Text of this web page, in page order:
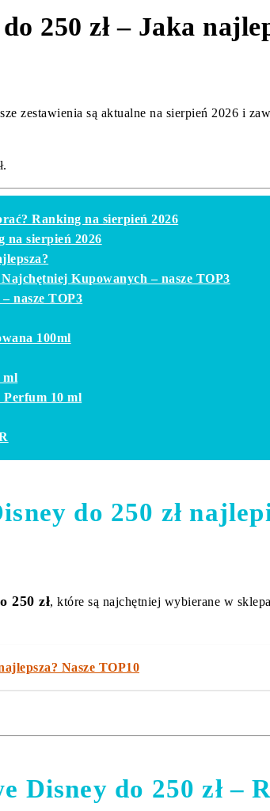
250 zł – Jaka
zestawienia są aktualne na sierpień 2026 i
Ranking na sierpień 2026
na sierpień 2026
Kupowanych – nasze TOP3
nasze TOP3
100ml
ml
Perfum 10 ml
do 250 zł
250 zł, które są najchętniej wybierane w
Nasze TOP10
Disney do 250 zł –